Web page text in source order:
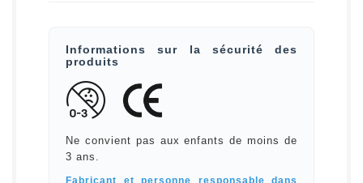
Informations sur la sécurité des
produits
Ne convient pas aux enfants de moins de
3 ans.
Fabricant et personne responsable dans